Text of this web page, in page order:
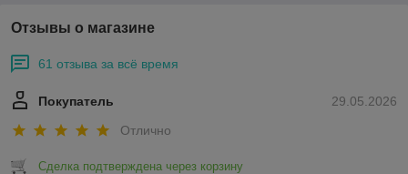
Отзывы о магазине
61 отзыва за всё время
29.05.2026
Покупатель
Отлично
Сделка подтверждена через корзину